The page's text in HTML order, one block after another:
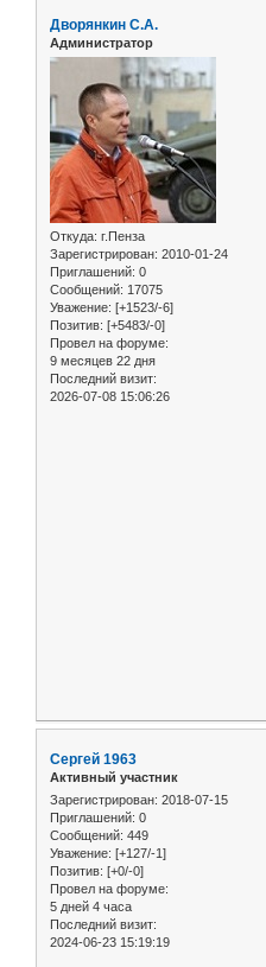
Дворянкин С.А.
Администратор
Откуда: г.Пенза
Зарегистрирован: 2010-01-24
Приглашений: 0
Сообщений: 17075
Уважение: [+1523/-6]
Позитив: [+5483/-0]
Провел на форуме:
9 месяцев 22 дня
Последний визит:
2026-07-08 15:06:26
Сергей 1963
Активный участник
Зарегистрирован: 2018-07-15
Приглашений: 0
Сообщений: 449
Уважение: [+127/-1]
Позитив: [+0/-0]
Провел на форуме:
5 дней 4 часа
Последний визит:
2024-06-23 15:19:19